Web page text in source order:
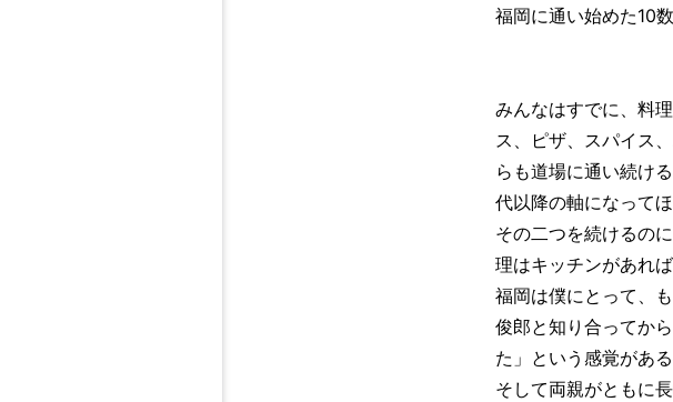
福岡に通い始めた10
みんなはすでに、料
ス、ピザ、スパイス
らも道場に通い続け
代以降の軸になって
その二つを続けるの
理はキッチンがあれ
福岡は僕にとって、
俊郎と知り合ってか
た」という感覚があ
そして両親がともに